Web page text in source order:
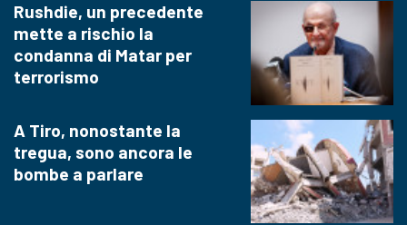
Rushdie, un precedente
mette a rischio la
condanna di Matar per
terrorismo
A Tiro, nonostante la
tregua, sono ancora le
bombe a parlare